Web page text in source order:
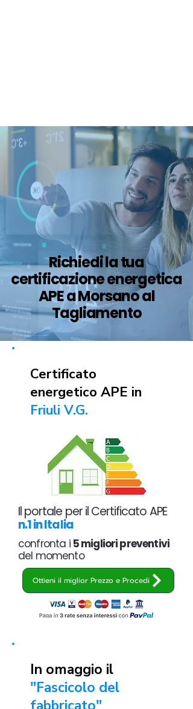
Richiedi la tua
certificazione energetica
APE a Morsano al
Tagliamento
Certificato
energetico APE in
Friuli V.G.
Il portale per il Certificato APE
n.1 in Italia
confronta i 5 migliori preventivi
del momento
Ottieni il miglior Prezzo e Procedi
In omaggio il
"Fascicolo del